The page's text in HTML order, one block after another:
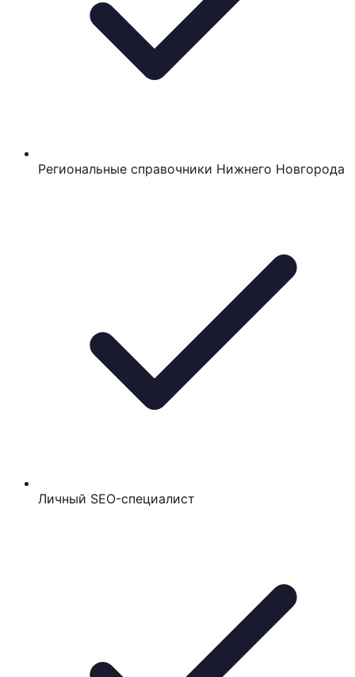
Региональные справочники Нижнего Новгорода
Личный SEO-специалист